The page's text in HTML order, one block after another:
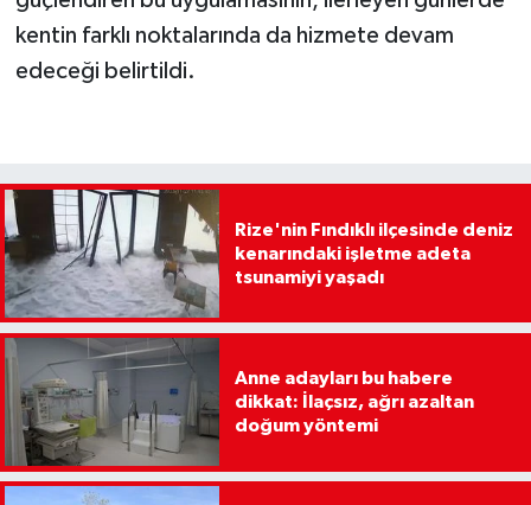
kentin farklı noktalarında da hizmete devam
edeceği belirtildi.
Rize'nin Fındıklı ilçesinde deniz
kenarındaki işletme adeta
tsunamiyi yaşadı
Anne adayları bu habere
dikkat: İlaçsız, ağrı azaltan
doğum yöntemi